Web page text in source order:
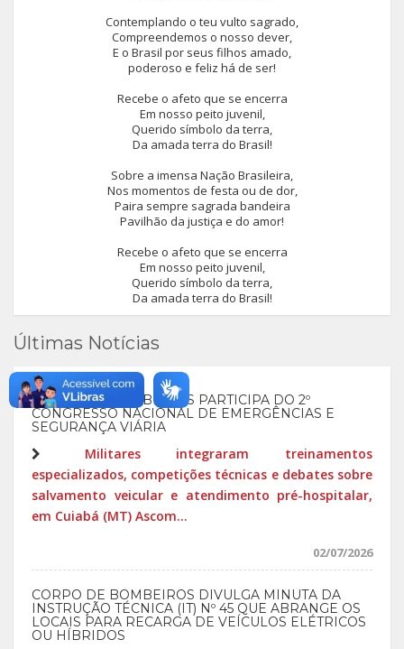
Contemplando o teu vulto sagrado,
Compreendemos o nosso dever,
E o Brasil por seus filhos amado,
poderoso e feliz há de ser!
Recebe o afeto que se encerra
Em nosso peito juvenil,
Querido símbolo da terra,
Da amada terra do Brasil!
Sobre a imensa Nação Brasileira,
Nos momentos de festa ou de dor,
Paira sempre sagrada bandeira
Pavilhão da justiça e do amor!
Recebe o afeto que se encerra
Em nosso peito juvenil,
Querido símbolo da terra,
Da amada terra do Brasil!
Últimas Notícias
CORPO DE BOMBEIROS PARTICIPA DO 2º
CONGRESSO NACIONAL DE EMERGÊNCIAS E
SEGURANÇA VIÁRIA
Militares integraram treinamentos
especializados, competições técnicas e debates sobre
salvamento veicular e atendimento pré-hospitalar,
em Cuiabá (MT) Ascom...
02/07/2026
CORPO DE BOMBEIROS DIVULGA MINUTA DA
INSTRUÇÃO TÉCNICA (IT) Nº 45 QUE ABRANGE OS
LOCAIS PARA RECARGA DE VEÍCULOS ELÉTRICOS
OU HÍBRIDOS